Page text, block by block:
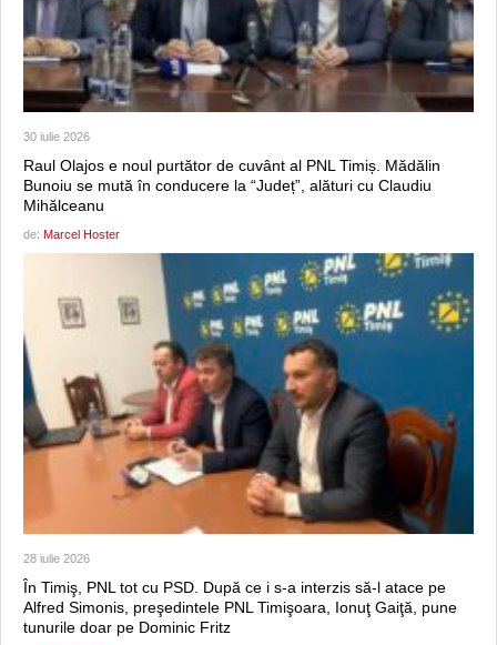
30 iulie 2026
Raul Olajos e noul purtător de cuvânt al PNL Timiș. Mădălin
Bunoiu se mută în conducere la “Județ”, alături cu Claudiu
Mihălceanu
de: Marcel Hoster
28 iulie 2026
În Timiş, PNL tot cu PSD. După ce i s-a interzis să-l atace pe
Alfred Simonis, preşedintele PNL Timişoara, Ionuţ Gaiţă, pune
tunurile doar pe Dominic Fritz